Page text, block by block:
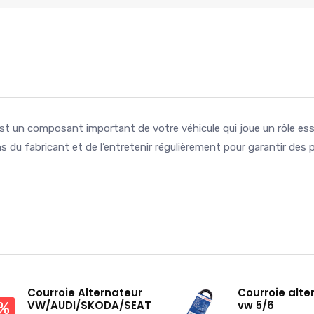
un composant important de votre véhicule qui joue un rôle
du fabricant et de l’entretenir régulièrement pour garantir
Courroie Alternateur
VW/AUDI/SKODA/SEAT
Courroie
vw 5/6